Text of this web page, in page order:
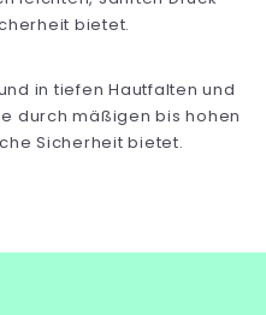
bietet.
in tiefen Hautfalten und
durch mäßigen bis hohen
Sicherheit bietet.